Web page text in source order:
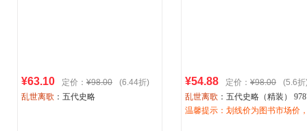
¥63.10 定价： ¥98.00
(6.44折)
乱世离歌 ：五代史略
¥54.88 定价： ¥98.00
(5.6折
乱世离歌 ：五代史略（精装）
1182296 陶懋炳 贵州人民出版社
温馨提示：划线价为图书市场价